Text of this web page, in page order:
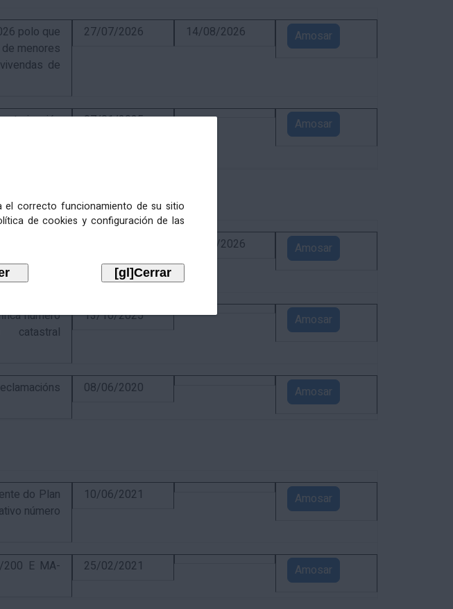
el correcto funcionamiento de su sitio
de cookies y configuración de las
polo que
menores
de
27/07/2026 14/08/2026 Amosar
D sita
07/01/2025 Amosar
e
02/09/2026 Amosar
número
catastral
13/10/2025 Amosar
08/06/2020 Amosar
do Plan
número
10/06/2021 Amosar
200 E MA-
25/02/2021 Amosar